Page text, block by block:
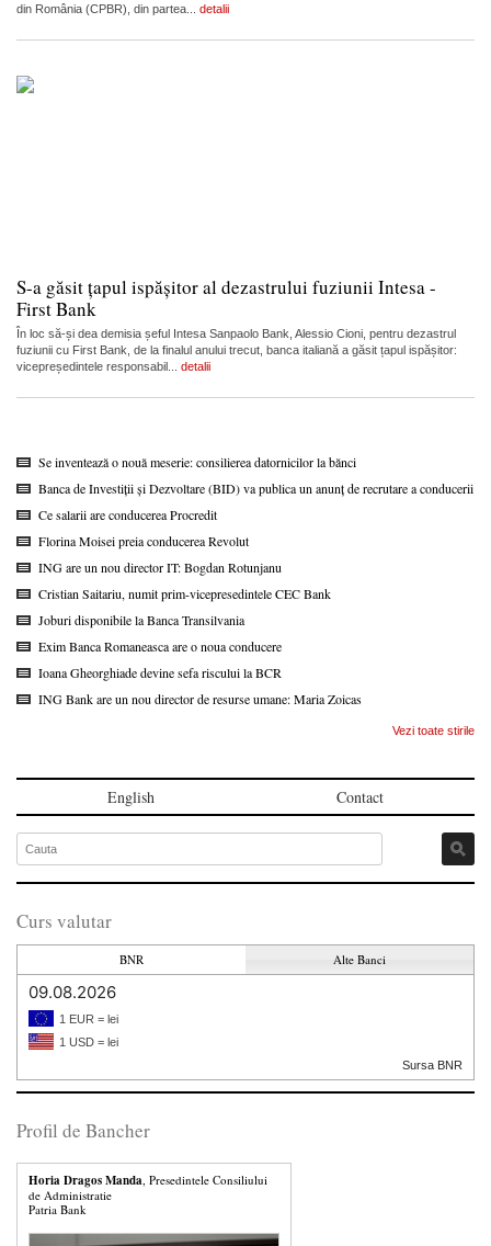
din România (CPBR), din partea... detalii
S-a găsit țapul ispășitor al dezastrului fuziunii Intesa -
First Bank
În loc să-și dea demisia șeful Intesa Sanpaolo Bank, Alessio Cioni, pentru dezastrul
fuziunii cu First Bank, de la finalul anului trecut, banca italiană a găsit țapul ispășitor:
vicepreședintele responsabil... detalii
Se inventează o nouă meserie: consilierea datornicilor la bănci
Banca de Investiții și Dezvoltare (BID) va publica un anunț de recrutare a conducerii
Ce salarii are conducerea Procredit
Florina Moisei preia conducerea Revolut
ING are un nou director IT: Bogdan Rotunjanu
Cristian Saitariu, numit prim-vicepresedintele CEC Bank
Joburi disponibile la Banca Transilvania
Exim Banca Romaneasca are o noua conducere
Ioana Gheorghiade devine sefa riscului la BCR
ING Bank are un nou director de resurse umane: Maria Zoicas
Vezi toate stirile
English Contact
Curs valutar
BNR Alte Banci
09.08.2026
1 EUR = lei
1 USD = lei
Sursa BNR
Profil de Bancher
Horia Dragos Manda , Presedintele Consiliului
de Administratie
Patria Bank